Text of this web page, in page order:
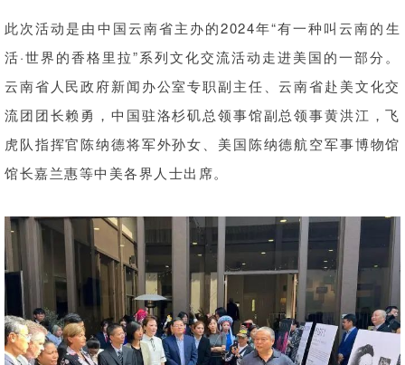
此次活动是由中国云南省主办的2024年“有一种叫云南的生
活·世界的香格里拉”系列文化交流活动走进美国的一部分。
云南省人民政府新闻办公室专职副主任、云南省赴美文化交
流团团长赖勇，中国驻洛杉矶总领事馆副总领事黄洪江，飞
虎队指挥官陈纳德将军外孙女、美国陈纳德航空军事博物馆
馆长嘉兰惠等中美各界人士出席。